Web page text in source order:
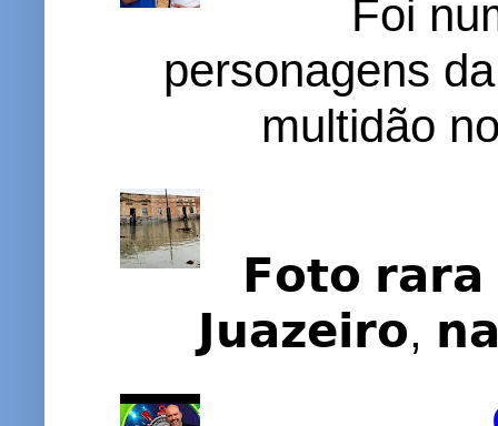
Foi
personagens
multidão
𝗙𝗼𝘁𝗼
𝗝𝘂𝗮𝘇𝗲𝗶𝗿𝗼,